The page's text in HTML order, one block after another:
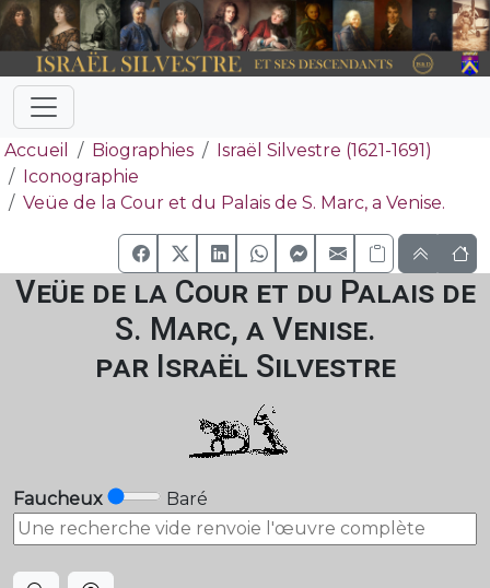
Accueil Biographies
Israël Silvestre (1621-1691)
Iconographie
Veüe de la Cour et du Palais de S. Marc, a Venise.
Veüe de la Cour et du Palais de
S. Marc, a Venise.
par Israël Silvestre
Faucheux Baré